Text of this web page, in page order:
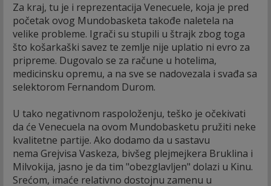
Za kraj, tu je i reprezentacija Venecuele, koja je pred
početak ovog Mundobasketa takođe naletela na
velike probleme. Igrači su stupili u štrajk zbog toga
što košarkaški savez te zemlje nije uplatio ni evro za
pripreme. Dugovalo se za račune u hotelima,
medicinsku opremu, a na sve se nadovezala i svađa sa
selektorom Fernandom Durom.
U tako negativnom raspoloženju, teško je očekivati
da će Venecuela na ovom Mundobasketu pružiti neke
kvalitetne partije. Ako dodamo da u sastavu
nema Grejvisa Vaskeza, bivšeg plejmejkera Bruklina i
Milvokija, jasno je da tim "obezglavljen" dolazi u Kinu.
Srećom, imaće relativno dostojnu zamenu u